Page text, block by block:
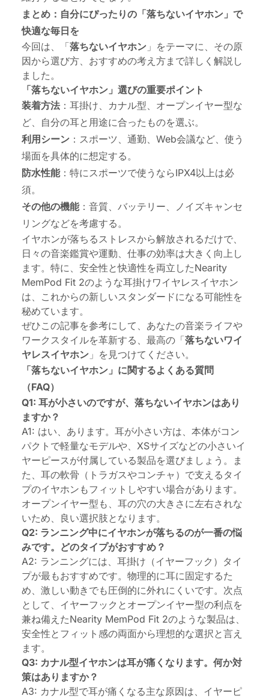
まとめ：自分にぴったりの「落ちないイヤホン」で
快適な毎日を
今回は、「落ちないイヤホン 」をテーマに、その原
因から選び方、おすすめの考え方まで詳しく解説し
ました。
「落ちないイヤホン」選びの重要ポイント
装着方法 ：耳掛け、カナル型、オープンイヤー型な
ど、自分の耳と用途に合ったものを選ぶ。
利用シーン ：スポーツ、通勤、Web会議など、使う
場面を具体的に想定する。
防水性能：特にスポーツで使うならIPX4以上は必
須。
その他の機能：音質、バッテリー、ノイズキャンセ
リングなどを考慮する。
イヤホンが落ちるストレスから解放されるだけで、
日々の音楽鑑賞や運動、仕事の効率は大きく向上し
ます。特に、安全性と快適性を両立したNearity
MemPod Fit 2のような耳掛けワイヤレスイヤホン
は、これからの新しいスタンダードになる可能性を
秘めています。
ぜひこの記事を参考にして、あなたの音楽ライフや
ワークスタイルを革新する、最高の「落ちないワイ
ヤレスイヤホン 」を見つけてください。
「落ちないイヤホン」に関するよくある質問
（FAQ）
Q1: 耳が小さいのですが、落ちないイヤホンはあり
ますか？
A1: はい、あります。耳が小さい方は、本体がコン
パクトで軽量なモデルや、XSサイズなどの小さいイ
ヤーピースが付属している製品を選びましょう。ま
た、耳の軟骨（トラガスやコンチャ）で支えるタイ
プのイヤホンもフィットしやすい場合があります。
オープンイヤー型も、耳の穴の大きさに左右されな
いため、良い選択肢となります。
Q2: ランニング中にイヤホンが落ちるのが一番の悩
みです。どのタイプがおすすめ？
A2: ランニングには、耳掛け（イヤーフック）タイ
プが最もおすすめです。物理的に耳に固定するた
め、激しい動きでも圧倒的に外れにくいです。次点
として、イヤーフックとオープンイヤー型の利点を
兼ね備えたNearity MemPod Fit 2のような製品は、
安全性とフィット感の両面から理想的な選択と言え
ます。
Q3: カナル型イヤホンは耳が痛くなります。何か対
策はありますか？
A3: カナル型で耳が痛くなる主な原因は、イヤーピ